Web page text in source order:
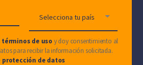
términos de uso y doy consentimiento al
para recibir la información solicitada.
de datos